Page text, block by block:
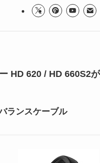
HD 620 / HD 660S2
ランスケーブル